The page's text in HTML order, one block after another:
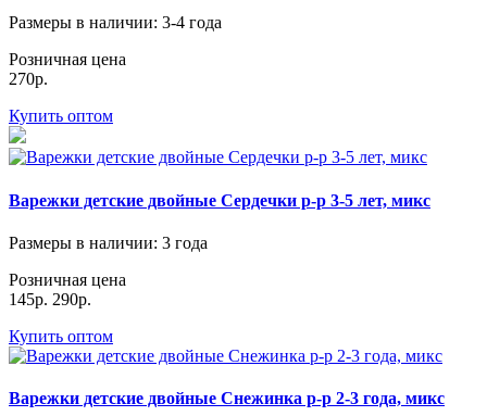
Размеры в наличии: 3-4 года
Розничная цена
270р.
Купить оптом
Варежки детские двойные Сердечки р-р 3-5 лет, микс
Размеры в наличии: 3 года
Розничная цена
145р. 290р.
Купить оптом
Варежки детские двойные Снежинка р-р 2-3 года, микс